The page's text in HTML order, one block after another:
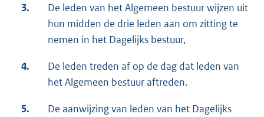
3.
De leden van het Algemeen bestuur wijzen uit
hun midden de drie leden aan om zitting te
nemen in het Dagelijks bestuur,
4.
De leden treden af op de dag dat leden van
het Algemeen bestuur aftreden.
5.
De aanwijzing van leden van het Dagelijks